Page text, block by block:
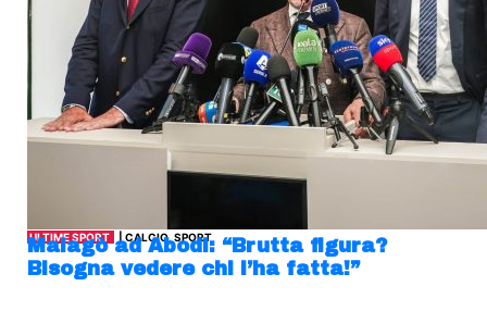
ULTIME SPORT | CALCIO, SPORT
Malagò ad Abodi: “Brutta figura?
Bisogna vedere chi l’ha fatta!”